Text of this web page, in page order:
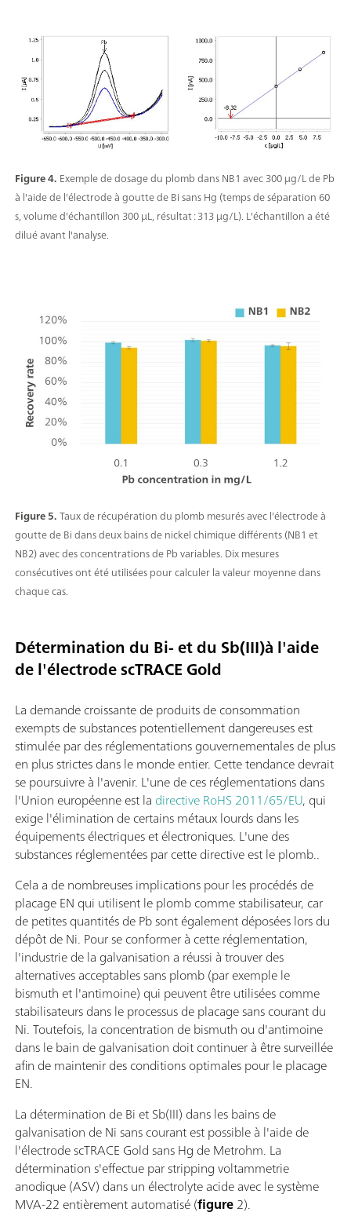
Figure 4. Exemple de dosage du plomb dans NB1 avec 300 µg/L de Pb
à l'aide de l'électrode à goutte de Bi sans Hg (temps de séparation 60
s, volume d'échantillon 300 µL, résultat : 313 µg/L). L'échantillon a été
dilué avant l'analyse.
Figure 5.Taux de récupération du plomb mesurés avec l'électrode à
goutte de Bi dans deux bains de nickel chimique différents (NB1 et
NB2) avec des concentrations de Pb variables. Dix mesures
consécutives ont été utilisées pour calculer la valeur moyenne dans
chaque cas.
Détermination du Bi- et du Sb(III)à l'aide
de l'électrode scTRACE Gold
La demande croissante de produits de consommation
exempts de substances potentiellement dangereuses est
stimulée par des réglementations gouvernementales de plus
en plus strictes dans le monde entier. Cette tendance devrait
se poursuivre à l'avenir. L'une de ces réglementations dans
l'Union européenne est la directive RoHS 2011/65/EU, qui
exige l'élimination de certains métaux lourds dans les
équipements électriques et électroniques. L'une des
substances réglementées par cette directive est le plomb..
Cela a de nombreuses implications pour les procédés de
placage EN qui utilisent le plomb comme stabilisateur, car
de petites quantités de Pb sont également déposées lors du
dépôt de Ni. Pour se conformer à cette réglementation,
l'industrie de la galvanisation a réussi à trouver des
alternatives acceptables sans plomb (par exemple le
bismuth et l'antimoine) qui peuvent être utilisées comme
stabilisateurs dans le processus de placage sans courant du
Ni. Toutefois, la concentration de bismuth ou d'antimoine
dans le bain de galvanisation doit continuer à être surveillée
afin de maintenir des conditions optimales pour le placage
EN.
La détermination de Bi et Sb(III) dans les bains de
galvanisation de Ni sans courant est possible à l'aide de
l'électrode scTRACE Gold sans Hg de Metrohm. La
détermination s'effectue par stripping voltammetrie
anodique (ASV) dans un électrolyte acide avec le système
MVA-22 entièrement automatisé (figure2).